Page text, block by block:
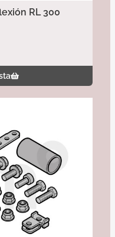
RL 300